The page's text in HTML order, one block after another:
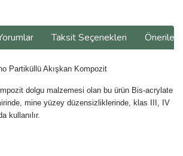
Taksit Seçenekleri
Partiküllü Akışkan Kompozit
dolgu malzemesi olan bu ürün Bis-acrylate
mine yüzey düzensizliklerinde, klas III, IV
kullanılır.